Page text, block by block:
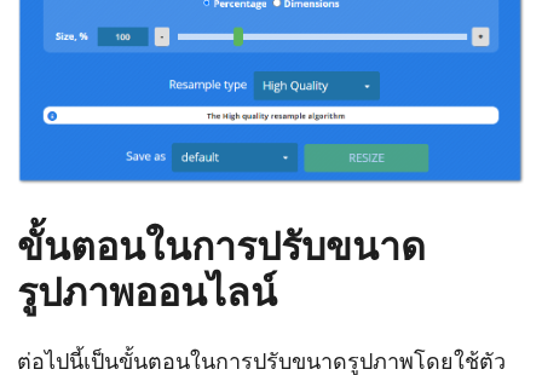
ขั้นตอนในการปรับขนาด
รูปภาพออนไลน์
ต่อไปนี้เป็นขั้นตอนในการปรับขนาดรูปภาพโดยใช้ตัว